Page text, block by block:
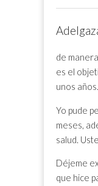
de
es el
unos años.
Yo pude
meses,
salud.
Déjeme
que hice